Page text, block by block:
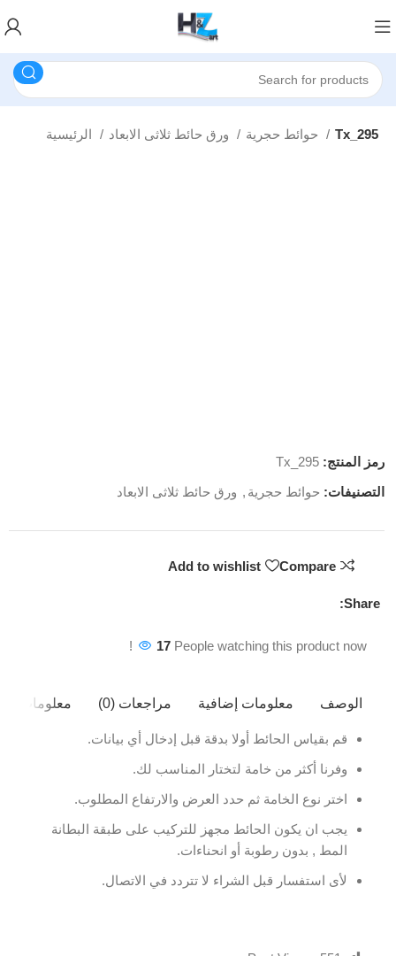
Tx_295
رمز المنتج:Tx_295
التصنيفات: حوائط حجرية , ورق حائط ثلاثى الابعاد
Compare
Add to wishlist
Share:
17 People watching this product now!
الوصف معلومات إضافية مراجعات (0) معلومات
قم بقياس الحائط أولا بدقة قبل إدخال أي بيانات.
وفرنا أكثر من خامة لتختار المناسب لك.
اختر نوع الخامة ثم حدد العرض والارتفاع المطلوب.
يجب ان يكون الحائط مجهز للتركيب على طبقة البطانة
المط , بدون رطوبة أو انحناءات.
لأى استفسار قبل الشراء لا تتردد في الاتصال.